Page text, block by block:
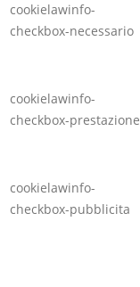
cookielawinfo-
checkbox-necessario
cookielawinfo-
checkbox-prestazione
cookielawinfo-
checkbox-pubblicita